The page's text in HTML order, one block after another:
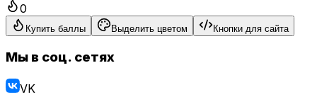
0
Купить баллы Выделить цветом Кнопки для сайта
Мы в соц. сетях
VK